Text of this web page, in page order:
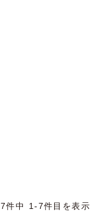
7件中 1-7件目を表示